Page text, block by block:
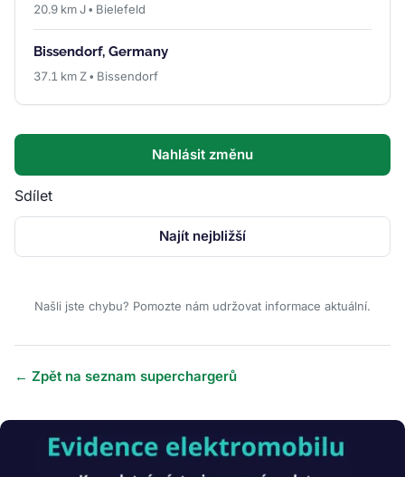
20.9 km J • Bielefeld
Bissendorf, Germany
37.1 km Z • Bissendorf
Nahlásit změnu
Sdílet
Najít nejbližší
Našli jste chybu? Pomozte nám udržovat informace aktuální.
← Zpět na seznam superchargerů
Obrázek